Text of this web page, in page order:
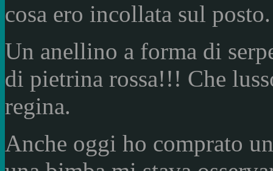
cosa ero incollata sul posto.
Un anellino a forma di
di pietrina rossa!!! Che
regina.
Anche oggi ho comprato